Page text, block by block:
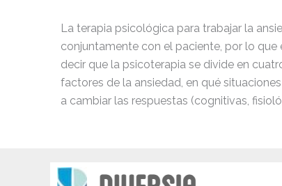
La terapia psicológica para trabajar la
conjuntamente con el paciente, por lo
decir que la psicoterapia se divide en
factores de la ansiedad, en qué
a cambiar las respuestas (cognitivas,